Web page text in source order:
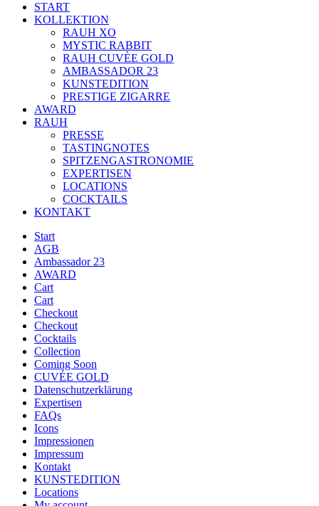
START
KOLLEKTION
RAUH XO
MYSTIC RABBIT
RAUH CUVÈE GOLD
AMBASSADOR 23
KUNSTEDITION
PRESTIGE ZIGARRE
AWARD
RAUH
PRESSE
TASTINGNOTES
SPITZENGASTRONOMIE
EXPERTISEN
LOCATIONS
COCKTAILS
KONTAKT
Start
AGB
Ambassador 23
AWARD
Cart
Cart
Checkout
Checkout
Cocktails
Collection
Coming Soon
CUVÉE GOLD
Datenschutzerklärung
Expertisen
FAQs
Icons
Impressionen
Impressum
Kontakt
KUNSTEDITION
Locations